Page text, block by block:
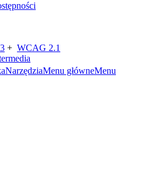
+ WCAG 2.1
NarzędziaMenu główneMenu